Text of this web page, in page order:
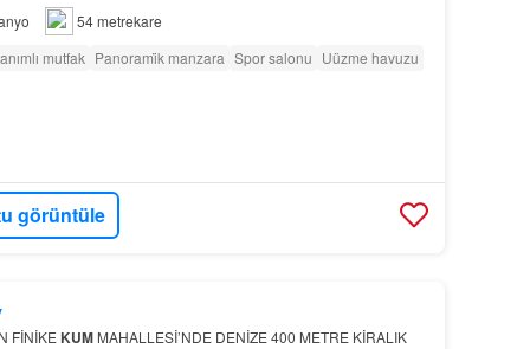
54 metrekare
mutfak Panorami̇k manzara Spor salonu Uüzme havuzu
görüntüle
FİNİKE KUMMAHALLESİ’NDE DENİZE 400 METRE KİRALIK